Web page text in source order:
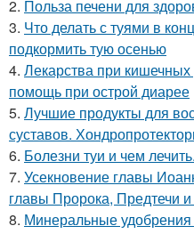
2. Польза печени для
3. Что делать с туями в
подкормить тую осенью
4. Лекарства при
помощь при острой диарее
5. Лучшие продукты для
суставов.
6. Болезни туи и чем
7. Усекновение главы
главы Пророка, Предтечи
8. Минеральные